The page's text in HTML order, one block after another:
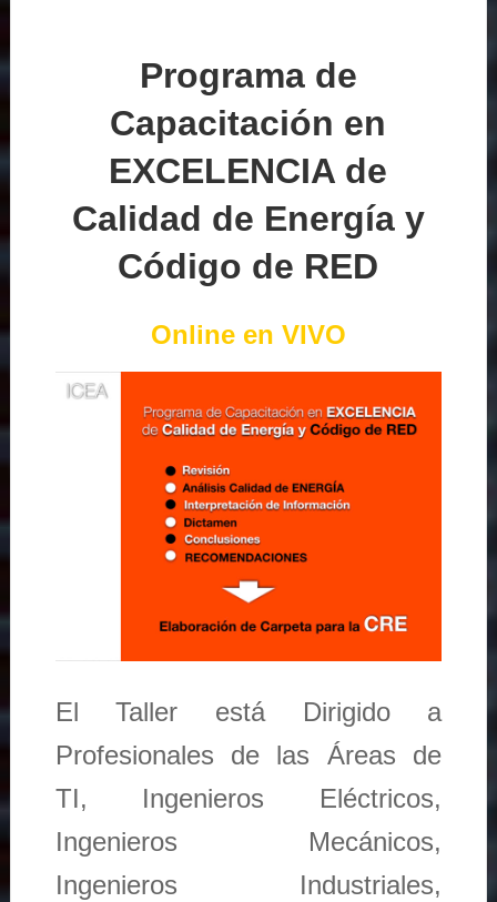
Programa de
Capacitación en
EXCELENCIA de
Calidad de Energía y
Código de RED
Online en VIVO
El Taller está Dirigido a
Profesionales de las Áreas de
TI, Ingenieros Eléctricos,
Ingenieros Mecánicos,
Ingenieros Industriales,